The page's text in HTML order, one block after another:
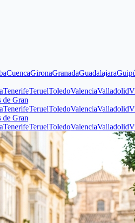
GironaGranadaGuadalajaraGuipúzcoa
TeruelToledoValenciaValladolidVizcaya
TeruelToledoValenciaValladolidVizcaya
TeruelToledoValenciaValladolidVizcaya